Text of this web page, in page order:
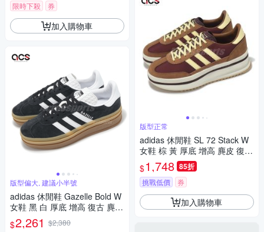
限時下殺 券
加入購物車
版型偏大, 建議小半號
adidas 休閒鞋 Gazelle Bold W
女鞋 黑 白 厚底 增高 復古 麂皮
拼接 愛迪達 IE0876
$2,261 $2,380
版型正常
adidas 休閒鞋 SL 72 Stack W
女鞋 棕 黃 厚底 增高 麂皮 復古
愛迪達 JQ6420
$1,748 85折
挑戰低價 券
加入購物車